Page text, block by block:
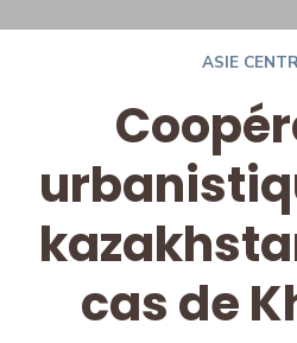
ASIE
cas de